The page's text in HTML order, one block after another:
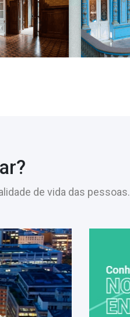
de vida das pessoas.